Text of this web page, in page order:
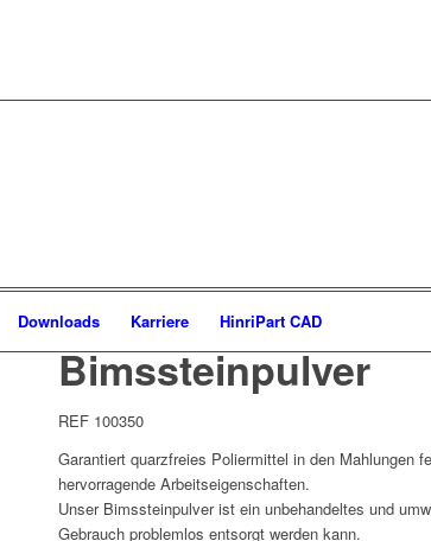
Downloads Karriere HinriPart CAD
Bimssteinpulver
REF 100350
Garantiert quarzfreies Poliermittel in den Mahlungen
hervorragende Arbeitseigenschaften.
Unser Bimssteinpulver ist ein unbehandeltes und
Gebrauch problemlos entsorgt werden kann.